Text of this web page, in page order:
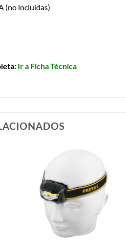
(no incluidas)
Ir a Ficha Técnica